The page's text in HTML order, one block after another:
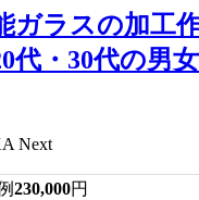
ガラスの加工
代・30代の男
Next
230,000円